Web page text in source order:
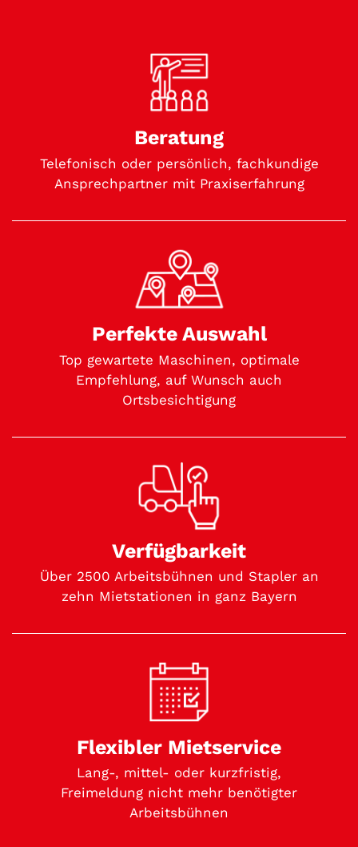
Beratung
Telefonisch oder persönlich, fachkundige
Ansprechpartner mit Praxiserfahrung
Perfekte Auswahl
Top gewartete Maschinen, optimale
Empfehlung, auf Wunsch auch
Ortsbesichtigung
Verfügbarkeit
Über 2500 Arbeitsbühnen und Stapler an
zehn Mietstationen in ganz Bayern
Flexibler Mietservice
Lang-, mittel- oder kurzfristig,
Freimeldung nicht mehr benötigter
Arbeitsbühnen